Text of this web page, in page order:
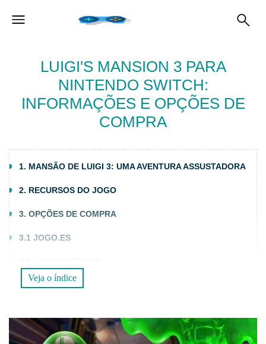
LUIGI'S MANSION 3 PARA
NINTENDO SWITCH:
INFORMAÇÕES E OPÇÕES DE
COMPRA
1. MANSÃO DE LUIGI 3: UMA AVENTURA ASSUSTADORA
2. RECURSOS DO JOGO
3. OPÇÕES DE COMPRA
3.1 JOGO.ES
3.3 MEDIAMARKT
3.5CARREFOUR
Veja o índice